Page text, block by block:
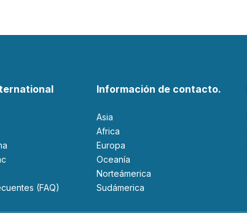
(FAQ)
Información de contacto.
Asia
Africa
Europa
Oceanía
Norteámerica
Sudámerica